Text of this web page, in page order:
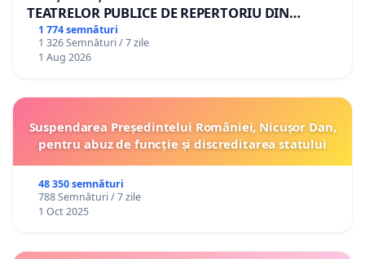
TEATRELOR PUBLICE DE REPERTORIU DIN
ROMÂNIA
1 774 semnături
1 326 Semnături / 7 zile
1 Aug 2026
Suspendarea Președintelui României, Nicușor Dan,
pentru abuz de funcție și discreditarea statului
48 350 semnături
788 Semnături / 7 zile
1 Oct 2025